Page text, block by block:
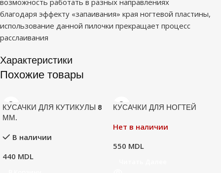
благодаря эффекту «запаивания» края ногтевой пластины,
использование данной пилочки прекращает процесс
расслаивания
Характеристики
Похожие товары
КУСАЧКИ ДЛЯ КУТИКУЛЫ 8
ММ.
В наличии
440 MDL
КУСАЧКИ ДЛЯ НОГТЕЙ
Нет в наличии
550 MDL